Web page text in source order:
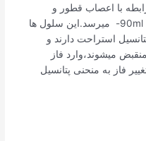
با اعصاب قطور و
عضلات اسکلتی اختلاف پتانسیل به 90ml V- میرسد.این سلول ها
استراحت دارند و
میشوند،وارد فاز
فاز به منحنی پتانسیل